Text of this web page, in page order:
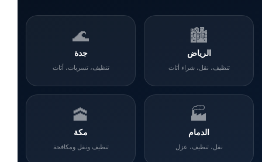
🏙️
الرياض
تنظيف، نقل، شراء أثاث
🌊
جدة
تنظيف، تسربات، أثاث
🏭
الدمام
نقل، تنظيف، عزل
🕋
مكة
تنظيف ونقل ومكافحة